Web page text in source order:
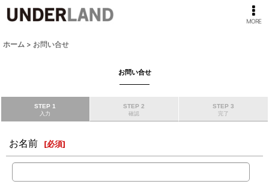
MORE
ホーム > お問い合せ
お問い合せ
STEP 1
入力
STEP 2
確認
STEP 3
完了
お名前 [必須]